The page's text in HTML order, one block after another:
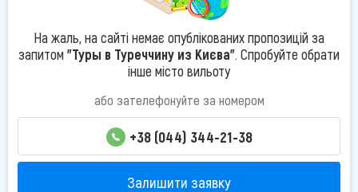
На жаль, на сайті немає опублікованих пропозицій за
запитом "Туры в Туреччину из Києва". Спробуйте обрати
інше місто вильоту
або зателефонуйте за номером
+38 (044) 344-21-38
Залишити заявку